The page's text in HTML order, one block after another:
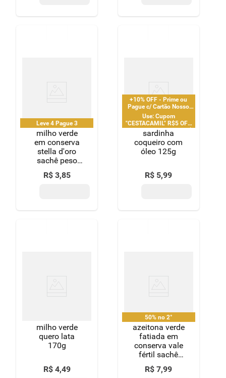
Leve 4 Pague 3
milho verde
em conserva
stella d'oro
sachê peso
líquido 240g
peso drenado
R$ 3,85
+10% OFF - Prime ou
Pague c/ Cartão Nosso
Pay
Use: Cupom
"CESTACAMIL" R$5 OFF
em compras acima de R$
25 | limitado a 2 pedido
por CPF
sardinha
coqueiro com
óleo 125g
R$ 5,99
milho verde
quero lata
170g
R$ 4,49
50% no 2°
azeitona verde
fatiada em
conserva vale
fértil sachê
peso líquido
230g peso
R$ 7,99